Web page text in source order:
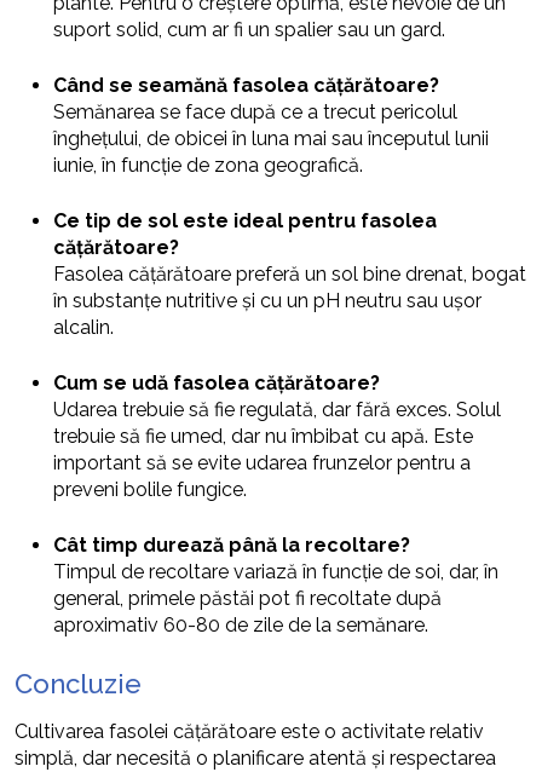
suport solid, cum ar fi un spalier sau un gard.
Când se seamănă fasolea cățărătoare?
Semănarea se face după ce a trecut pericolul
înghețului, de obicei în luna mai sau începutul lunii
iunie, în funcție de zona geografică.
Ce tip de sol este ideal pentru fasolea
cățărătoare?
Fasolea cățărătoare preferă un sol bine drenat, bogat
în substanțe nutritive și cu un pH neutru sau ușor
alcalin.
Cum se udă fasolea cățărătoare?
Udarea trebuie să fie regulată, dar fără exces. Solul
trebuie să fie umed, dar nu îmbibat cu apă. Este
important să se evite udarea frunzelor pentru a
preveni bolile fungice.
Cât timp durează până la recoltare?
Timpul de recoltare variază în funcție de soi, dar, în
general, primele păstăi pot fi recoltate după
aproximativ 60-80 de zile de la semănare.
Concluzie
Cultivarea fasolei cățărătoare este o activitate relativ
simplă, dar necesită o planificare atentă și respectarea